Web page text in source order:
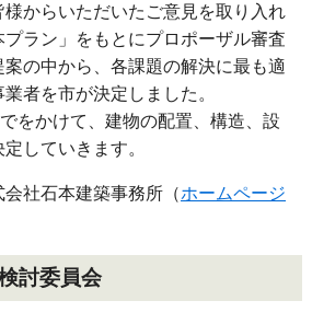
からいただいたご意見を取り入れ
ラン」をもとにプロポーザル審査
案の中から、各課題の解決に最も適
者を市が決定しました。
をかけて、建物の配置、構造、設
していきます。
社石本建築事務所（ホームページ
討委員会